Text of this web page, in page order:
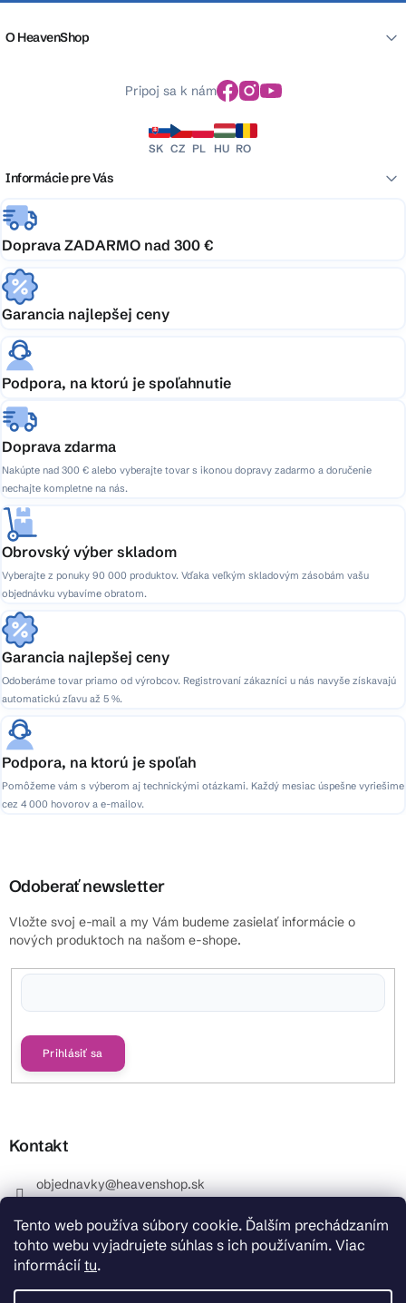
Tento web používa súbory cookie. Ďalším prechádzaním
tohto webu vyjadrujete súhlas s ich používaním. Viac
informácií tu.
O HeavenShop
Pripoj sa k nám
SK CZ PL HU RO
Informácie pre Vás
Doprava ZADARMO nad 300 €
Garancia najlepšej ceny
Podpora, na ktorú je spoľahnutie
Doprava zdarma
Nakúpte nad 300 € alebo vyberajte tovar s ikonou dopravy zadarmo a doručenie
nechajte kompletne na nás.
Obrovský výber skladom
Vyberajte z ponuky 90 000 produktov. Vďaka veľkým skladovým zásobám vašu
objednávku vybavíme obratom.
Garancia najlepšej ceny
Odoberáme tovar priamo od výrobcov. Registrovaní zákazníci u nás navyše získavajú
automatickú zľavu až 5 %.
Podpora, na ktorú je spoľah
Pomôžeme vám s výberom aj technickými otázkami. Každý mesiac úspešne vyriešime
cez 4 000 hovorov a e-mailov.
Odoberať newsletter
Vložte svoj e-mail a my Vám budeme zasielať informácie o
nových produktoch na našom e-shope.
Prihlásiť sa
Kontakt
objednavky@heavenshop.sk
_Info objednávky : +421 914 399 399 Pracovné dni od
8.00 hod. do 12.00 . REKLAMÁCIE : +421 914 399 399
HeavenShop.sk
HeavenShop.sk